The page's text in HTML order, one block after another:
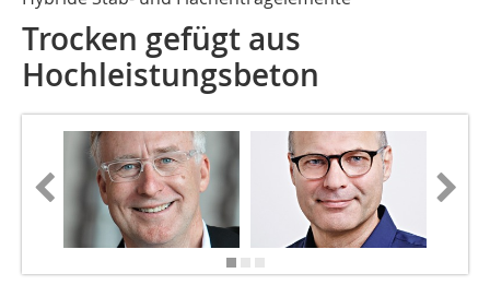
Trocken gefügt aus
Hochleistungsbeton